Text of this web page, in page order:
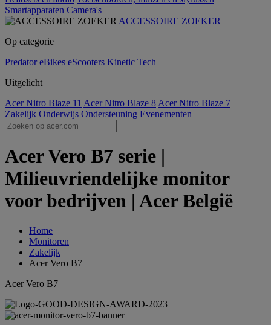
Smartapparaten Camera's
ACCESSOIRE ZOEKER
Op categorie
Predator eBikes eScooters Kinetic Tech
Uitgelicht
Acer Nitro Blaze 11 Acer Nitro Blaze 8 Acer Nitro Blaze 7
Zakelijk Onderwijs Ondersteuning Evenementen
Acer Vero B7 serie |
Milieuvriendelijke monitor
voor bedrijven | Acer België
Home
Monitoren
Zakelijk
Acer Vero B7
Acer Vero B7